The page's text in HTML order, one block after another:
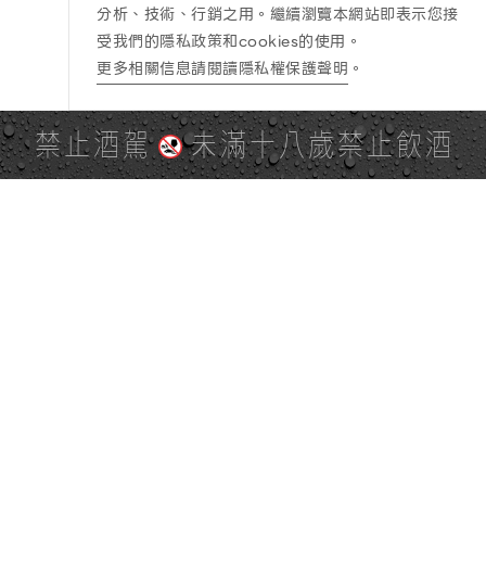
禁止酒駕 未滿十八歲禁止飲酒
分析、技術、行銷之用。繼續瀏覽本網站即表示您接
受我們的隱私政策和cookies的使用。
更多相關信息請閱讀隱私權保護聲明 。
PAGE TOP